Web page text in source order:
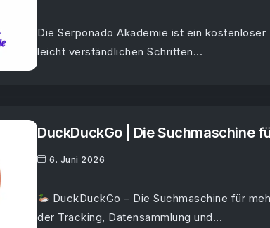
Die Serponado Akademie ist ein
leicht verständlichen Schritten...
DuckDuckGo | Die Suchmaschine
6. Juni 2026
DuckDuckGo – Die Suchmaschine für
der Tracking, Datensammlung und...